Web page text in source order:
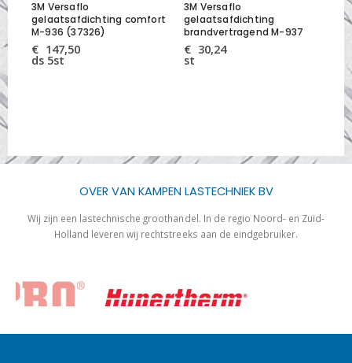
3M Versaflo
gelaatsafdichting comfort
M-936 (37326)
€ 147,50
ds 5st
3M Versaflo
gelaatsafdichting
brandvertragend M-937
€ 30,24
st
OVER VAN KAMPEN LASTECHNIEK BV
Wij zijn een lastechnische groothandel. In de regio Noord- en Zuid-
Holland leveren wij rechtstreeks aan de eindgebruiker.